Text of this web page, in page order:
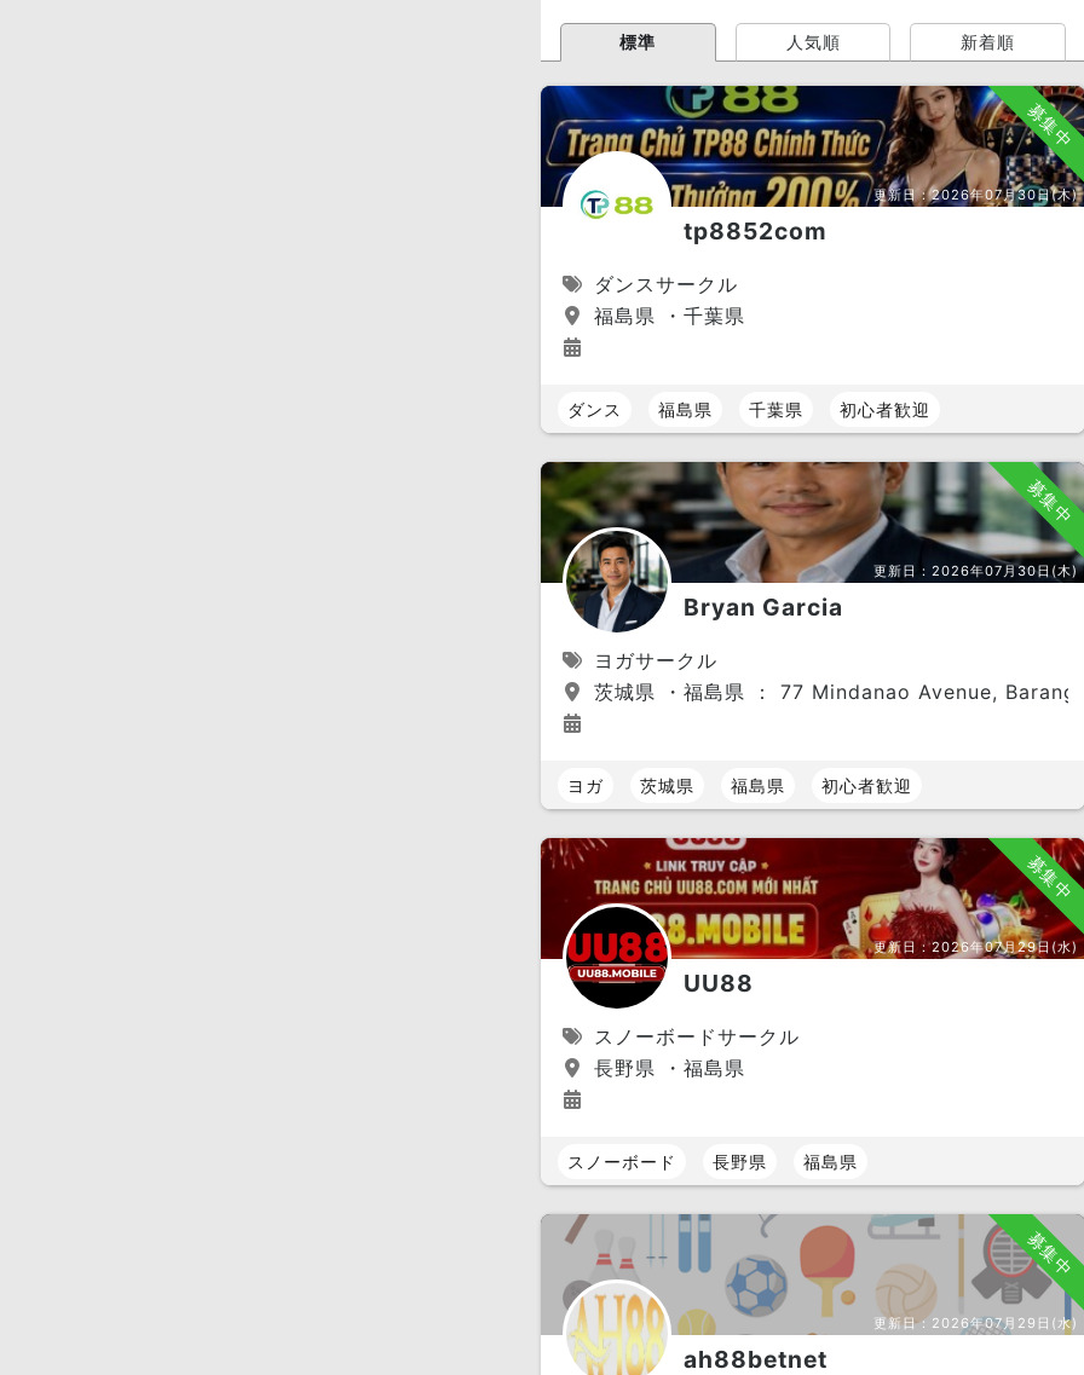
標準 人気順 新着順
募集中
更新日：2026年07月30日(木)
tp8852com
ダンスサークル
福島県 ・千葉県
ダンス 福島県 千葉県 初心者歓迎
募集中
更新日： 2026年07月30日(木)
Bryan Garcia
ヨガサークル
茨城県 ・福島県 ： 77 Mindanao Avenue,
ヨガ 茨城県 福島県 初心者歓迎
募集中
更新日：2026年07月29日(水)
UU88
スノーボードサークル
長野県 ・福島県
スノーボード 長野県 福島県
募集中
更新日： 2026年07月29日(水)
ah88betnet